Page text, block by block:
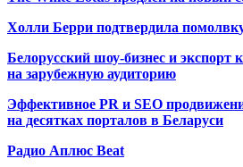
Холли Берри подтвердила помолвк
Белорусский шоу-бизнес и экспорт
на зарубежную аудиторию
Эффективное PR и SEO
на десятках порталов в Беларуси
Радио Аплюс Beat